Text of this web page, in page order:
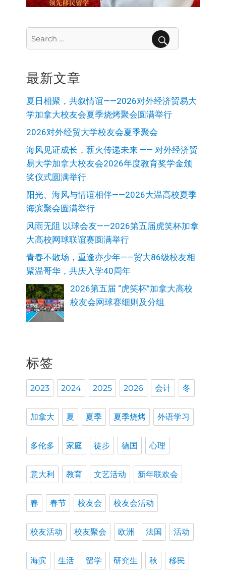
for:
最新文章
夏日相聚，共叙情谊——2026对外经济贸易大
学加拿大校友会夏季烧烤聚会圆满举行
2026对外经贸大学校友会夏季聚会
海风见证成长，薪火传递未来 —— 对外经济贸
易大学加拿大校友会2026年度教育奖学金颁
奖仪式圆满举行
阳光、海风与情谊相伴——2026大温高校夏季
海滨聚会圆满举行
风雨无阻 以球会友——2026第五届虎笑杯加拿
大高校网球联谊赛圆满举行
青春不散场，重逢亦少年——贸大86级校友相
聚温哥华，共庆入学40周年
2026第五届 “虎笑杯”加拿大高校
校友会网球赛细则及分组
标签
2023 2024 2025 2026 会计 冬
加拿大 夏 夏季 夏季烧烤 外语学习
多伦多 家庭 徒步 德国 心理
意大利 教育 文艺活动 新年联欢会
春 春节 校友会 校友会活动
校友活动 校友聚会 欧洲 法国 活动
海滨 生活 留学 研究生 秋 移民